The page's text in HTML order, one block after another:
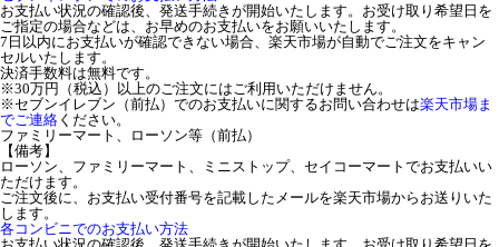
お支払い状況の確認後、発送手続きが開始いたします。お受け取り希望日を
ご指定の場合などは、お早めのお支払いをお願いいたします。
7日以内にお支払いが確認できない場合、楽天市場が自動でご注文をキャン
セルいたします。
決済手数料は無料です。
※30万円（税込）以上のご注文にはご利用いただけません。
※セブンイレブン（前払）でのお支払いに関するお問い合わせは楽天市場ま
でご連絡 ください。
ファミリーマート、ローソン等（前払）
【備考】
ローソン、ファミリーマート、ミニストップ、セイコーマートでお支払いい
ただけます。
ご注文後に、お支払い受付番号を記載したメールを楽天市場からお送りいた
します。
各コンビニでのお支払い方法